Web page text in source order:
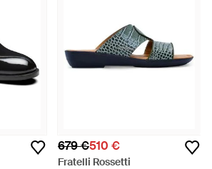
679 €510 €
Fratelli Rossetti